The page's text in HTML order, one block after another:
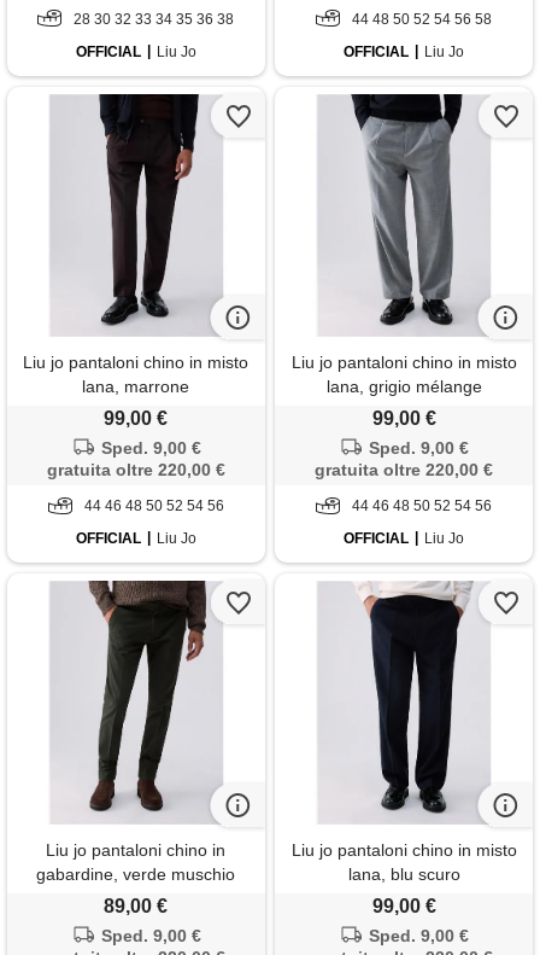
28 30 32 33 34 35 36 38
OFFICIAL
Liu Jo
44 48 50 52 54 56 58
OFFICIAL
Liu Jo
Liu jo pantaloni chino in misto
lana, marrone
99,00 €
Sped. 9,00 €
gratuita oltre 220,00 €
44 46 48 50 52 54 56
OFFICIAL
Liu Jo
Liu jo pantaloni chino in misto
lana, grigio mélange
99,00 €
Sped. 9,00 €
gratuita oltre 220,00 €
44 46 48 50 52 54 56
OFFICIAL
Liu Jo
Liu jo pantaloni chino in
gabardine, verde muschio
89,00 €
Sped. 9,00 €
Liu jo pantaloni chino in misto
lana, blu scuro
99,00 €
Sped. 9,00 €